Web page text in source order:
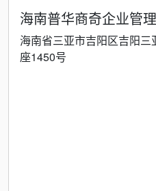
海南普华商奇企业管
海南省三亚市吉阳区吉阳
座1450号